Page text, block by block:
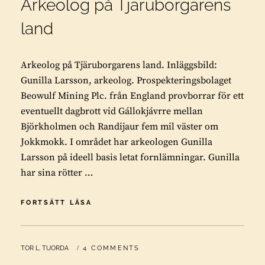
Arkeolog på Tjäruborgarens
land
Arkeolog på Tjäruborgarens land. Inläggsbild:
Gunilla Larsson, arkeolog. Prospekteringsbolaget
Beowulf Mining Plc. från England provborrar för ett
eventuellt dagbrott vid Gállokjávrre mellan
Björkholmen och Randijaur fem mil väster om
Jokkmokk. I området har arkeologen Gunilla
Larsson på ideell basis letat fornlämningar. Gunilla
har sina rötter …
FORTSÄTT LÄSA
TJÄRUBORGARENS
BY
TOR L. TUORDA 4 COMMENTS